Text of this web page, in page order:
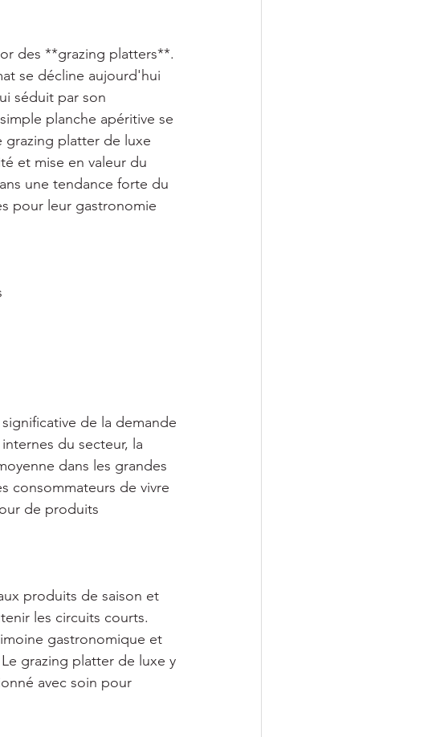
des **grazing platters**.
se décline aujourd'hui
séduit par son
planche apéritive se
grazing platter de luxe
et mise en valeur du
une tendance forte du
pour leur gastronomie
de la demande
du secteur, la
dans les grandes
consommateurs de vivre
de produits
produits de saison et
les circuits courts.
gastronomique et
grazing platter de luxe y
avec soin pour